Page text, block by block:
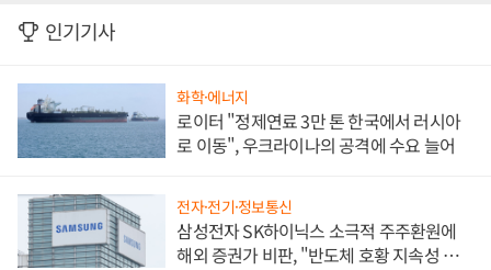
인기기사
화학·에너지
로이터 "정제연료 3만 톤 한국에서 러시아
로 이동", 우크라이나의 공격에 수요 늘어
전자·전기·정보통신
삼성전자 SK하이닉스 소극적 주주환원에
해외 증권가 비판, "반도체 호황 지속성 의